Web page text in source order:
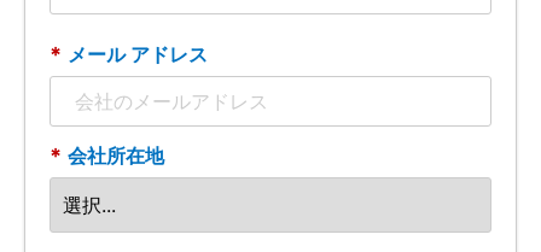
メール アドレス
*
会社所在地
*